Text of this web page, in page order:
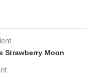
Strawberry Moon